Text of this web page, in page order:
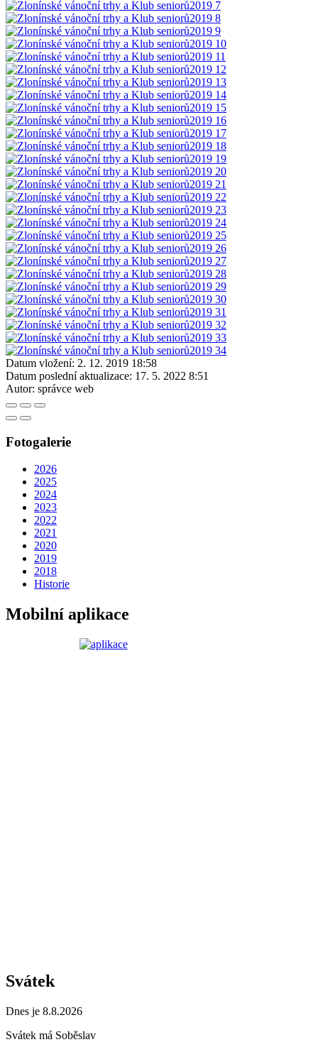
Datum vložení: 2. 12. 2019 18:58
Datum poslední aktualizace: 17. 5. 2022 8:51
Autor: správce web
Fotogalerie
2026
2025
2024
2023
2022
2021
2020
2019
2018
Historie
Mobilní aplikace
Svátek
Dnes je 8.8.2026
Svátek má Soběslav